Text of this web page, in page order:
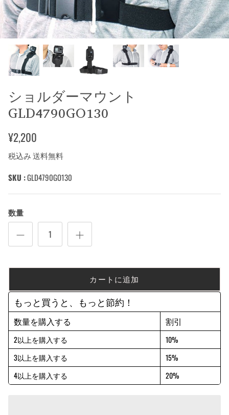
ショルダーマウント
GLD4790GO130
¥2,200
税込み 送料無料
SKU :GLD4790GO130
数量
カートに追加
もっと買うと、もっと節約！
数量を購入する 割引
2以上を購入する
10%
3以上を購入する
15%
4以上を購入する
20%